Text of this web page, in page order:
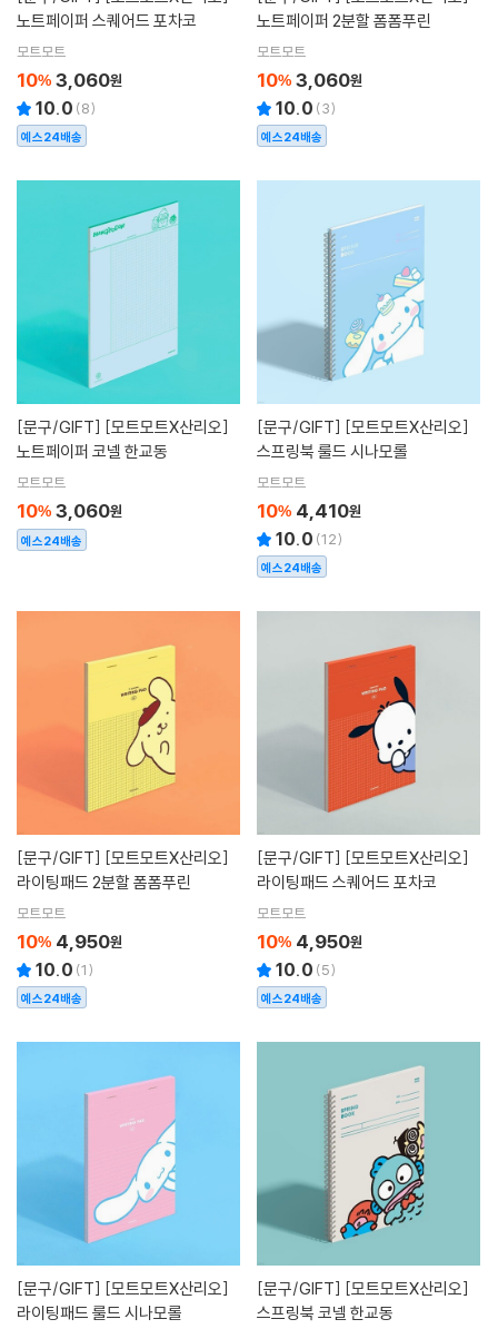
노트페이퍼 스퀘어드 포차코
모트모트
10% 3,060원
10.0 (8)
예스24배송
노트페이퍼 2분할 폼폼푸린
모트모트
10% 3,060원
10.0 (3)
예스24배송
[문구/GIFT]
노트페이퍼 코넬 한교동
모트모트
10% 3,060원
예스24배송
[문구/GIFT]
스프링북 룰드 시나모롤
모트모트
10% 4,410원
10.0 (12)
예스24배송
[문구/GIFT]
라이팅패드 2분할 폼폼푸린
모트모트
10% 4,950원
10.0 (1)
예스24배송
[문구/GIFT]
라이팅패드 스퀘어드 포차코
모트모트
10% 4,950원
10.0 (5)
예스24배송
[문구/GIFT]
라이팅패드 룰드 시나모롤
[문구/GIFT]
스프링북 코넬 한교동